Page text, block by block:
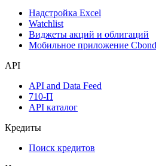
Календарь инвестора
Инструментарий
Надстройка Excel
Мобильное приложение Cbonds
API
API and Data Feed
API каталог